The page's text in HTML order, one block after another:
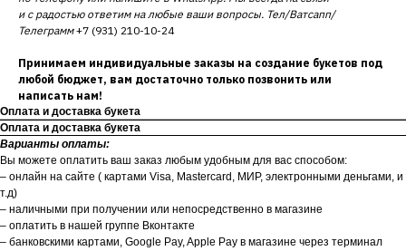
и с радостью ответим на любые ваши вопросы. Тел/Ватсапп/
Телеграмм+7 (931) 210-10-24
Принимаем индивидуальные заказы на создание букетов под
любой бюджет, вам достаточно только позвонить или
написать нам!
Оплата и доставка букета
Оплата и доставка букета
Варианты оплаты:
Вы можете оплатить ваш заказ любым удобным для вас способом:
– онлайн на сайте ( картами Visa, Mastercard, МИР, электронными деньгами, и
т.д)
– наличными при получении или непосредственно в магазине
– оплатить в нашей группе Вконтакте
– банковскими картами, Google Pay, Apple Pay в магазине через терминал